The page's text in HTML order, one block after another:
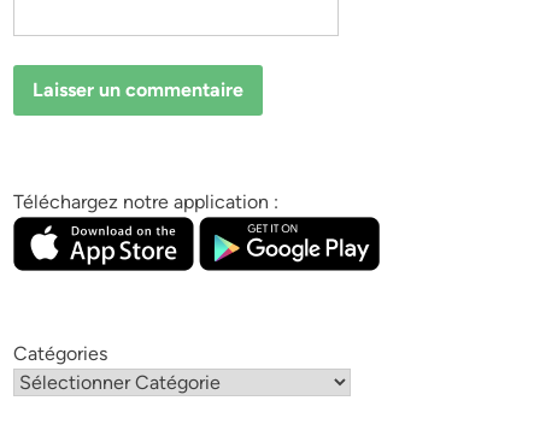
Téléchargez notre application :
Catégories